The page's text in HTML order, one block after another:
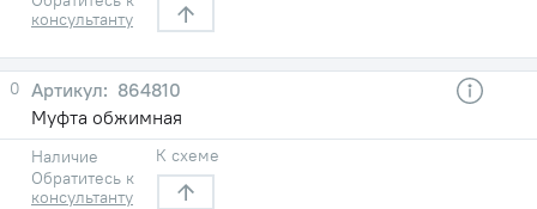
консультанту
0
864810
Муфта обжимная
Наличие
Обратитесь к
консультанту
К схеме